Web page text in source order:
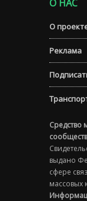
О НАС
О
Реклама
Средство
выдано
сфере
массовых